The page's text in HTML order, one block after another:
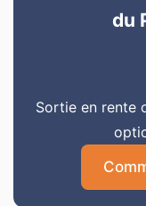
du
Sortie en rente